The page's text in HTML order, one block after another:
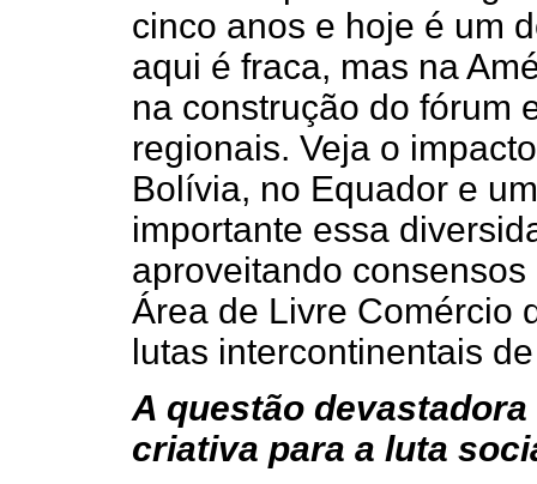
cinco anos e hoje é um
aqui é fraca, mas na
na construção do fórum
regionais. Veja o
Bolívia, no Equador e
importante essa
aproveitando
Área de Livre Comércio
lutas intercontinentais
A questão
criativa para a luta